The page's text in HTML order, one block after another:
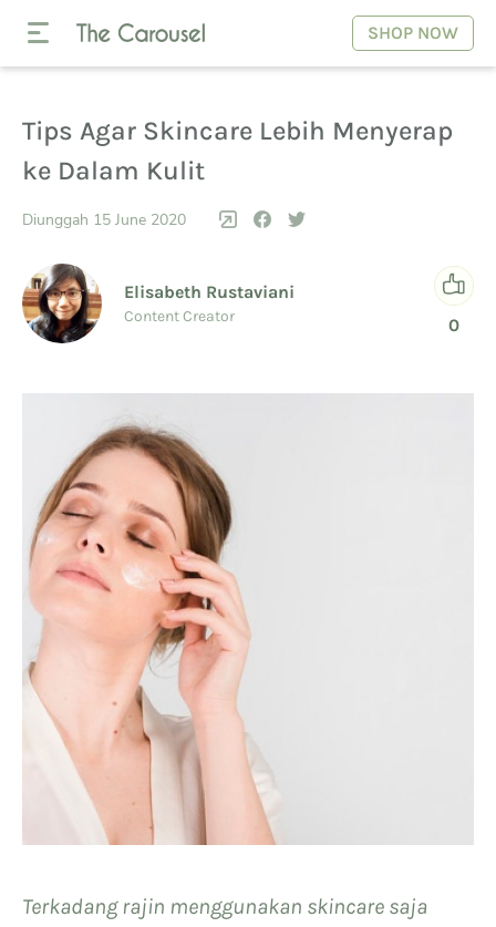
SHOP NOW
Tips Agar Skincare Lebih Menyerap
ke Dalam Kulit
Diunggah 15 June 2020
Elisabeth Rustaviani
Content Creator 0
Terkadang rajin menggunakan skincare saja